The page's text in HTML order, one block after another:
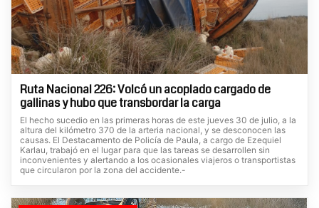
Ruta Nacional 226: Volcó un acoplado cargado de
gallinas y hubo que transbordar la carga
El hecho sucedio en las primeras horas de este jueves 30 de julio, a la
altura del kilómetro 370 de la arteria nacional, y se desconocen las
causas. El Destacamento de Policía de Paula, a cargo de Ezequiel
Karlau, trabajó en el lugar para que las tareas se desarrollen sin
inconvenientes y alertando a los ocasionales viajeros o transportistas
que circularon por la zona del accidente.-